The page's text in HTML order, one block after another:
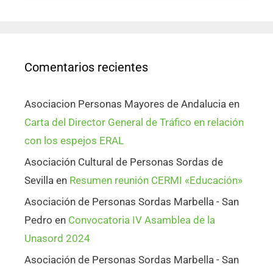
Comentarios recientes
Asociacion Personas Mayores de Andalucia en
Carta del Director General de Tráfico en relación
con los espejos ERAL
Asociación Cultural de Personas Sordas de
Sevilla en Resumen reunión CERMI «Educación»
Asociación de Personas Sordas Marbella - San
Pedro en Convocatoria IV Asamblea de la
Unasord 2024
Asociación de Personas Sordas Marbella - San